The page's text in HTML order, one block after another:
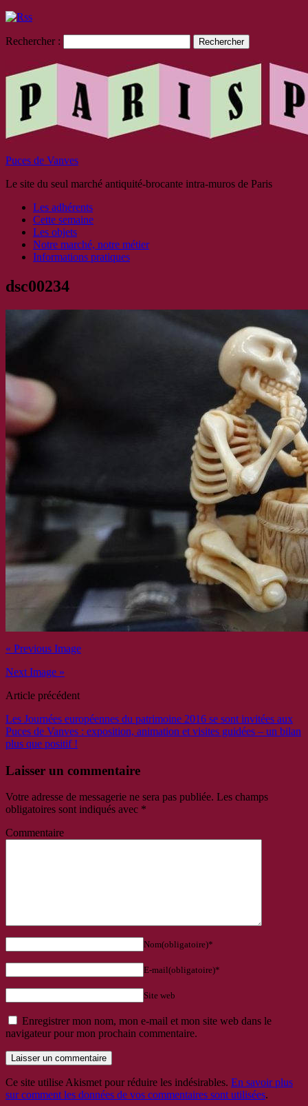
Rechercher :
Puces de Vanves
Le site du seul marché antiquité-brocante intra-muros de Paris
Les adhérents
Cette semaine
Les objets
Notre marché, notre métier
Informations pratiques
dsc00234
« Previous Image
Next Image »
Article précédent
Les Journées européennes du patrimoine 2016 se sont invitées aux
Puces de Vanves : exposition, animation et visites guidées – un bilan
plus que positif !
Laisser un commentaire
Votre adresse de messagerie ne sera pas publiée. Les champs
obligatoires sont indiqués avec *
Commentaire
Nom(obligatoire)*
E-mail(obligatoire)*
Site web
Enregistrer mon nom, mon e-mail et mon site web dans le
navigateur pour mon prochain commentaire.
Ce site utilise Akismet pour réduire les indésirables. En savoir plus
sur comment les données de vos commentaires sont utilisées.